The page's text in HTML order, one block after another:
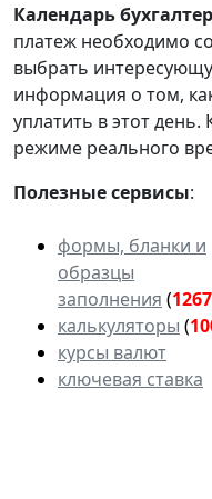
Календарь
платеж необходимо
выбрать
информация о том,
уплатить в этот
режиме реального
Полезные сервисы:
формы, бланки и
образцы
заполнения (
калькуляторы (
курсы валют
ключевая ставка